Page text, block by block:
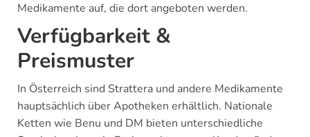
Medikamente auf, die dort angeboten werden.
Verfügbarkeit &
Preismuster
In Österreich sind Strattera und andere Medikamente
hauptsächlich über Apotheken erhältlich. Nationale
Ketten wie Benu und DM bieten unterschiedliche